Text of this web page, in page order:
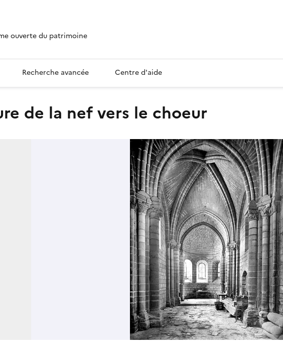
ouverte du patrimoine
Recherche avancée Centre d'aide
de la nef vers le choeur